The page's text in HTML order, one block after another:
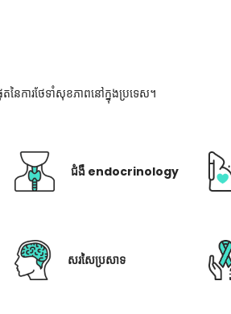
នៃការថែទាំសុខភាពនៅក្នុងប្រទេស។
ជំងឺ endocrinology
សរសៃប្រសាទ